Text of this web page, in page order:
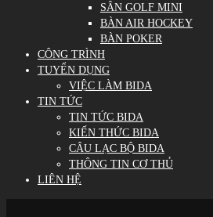
SÂN GOLF MINI
BÀN AIR HOCKEY
BÀN POKER
CÔNG TRÌNH
TUYỂN DỤNG
VIỆC LÀM BIDA
TIN TỨC
TIN TỨC BIDA
KIẾN THỨC BIDA
CÂU LẠC BỘ BIDA
THÔNG TIN CƠ THỦ
LIÊN HỆ